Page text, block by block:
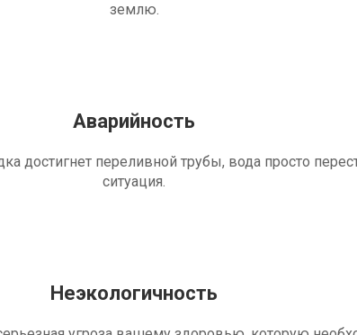
землю.
Аварийность
достигнет переливной трубы, вода просто
ситуация.
Неэкологичность